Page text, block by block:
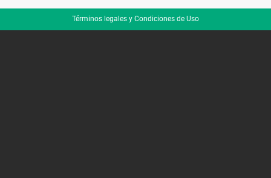
Términos legales y Condiciones de Uso